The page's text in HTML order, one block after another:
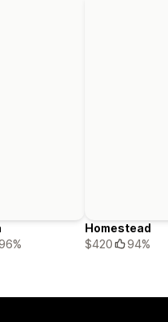
Homestead
$420
94%